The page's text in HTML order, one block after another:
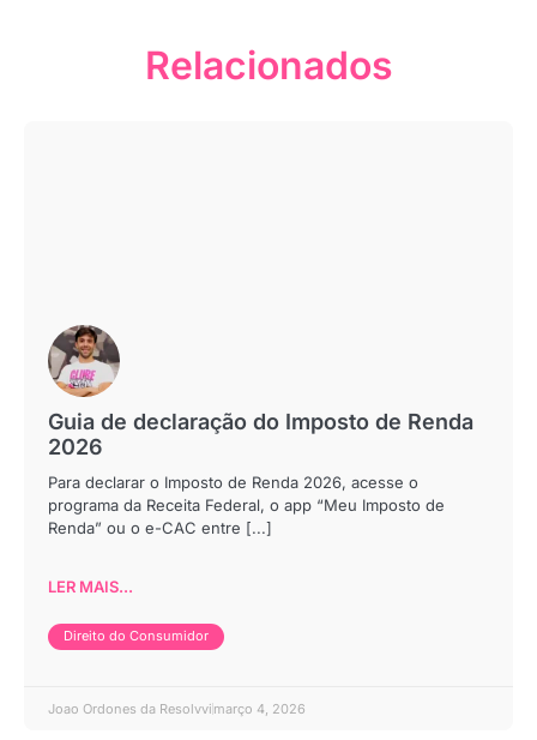
Relacionados
Guia de declaração do Imposto de Renda
2026
Para declarar o Imposto de Renda 2026, acesse o
programa da Receita Federal, o app “Meu Imposto de
Renda” ou o e-CAC entre [...]
LER MAIS...
Direito do Consumidor
Joao Ordones da Resolvvi março 4, 2026